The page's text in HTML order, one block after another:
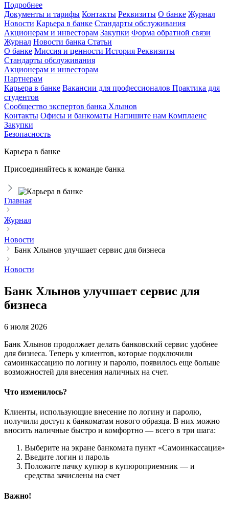
Подробнее
Документы и тарифы Контакты Реквизиты О банке Журнал
Новости Карьера в банке Стандарты обслуживания
Акционерам и инвесторам Закупки Форма обратной связи
Журнал Новости банка Статьи
О банке Миссия и ценности История Реквизиты
Стандарты обслуживания
Акционерам и инвесторам
Партнерам
Карьера в банке Вакансии для профессионалов Практика для
студентов
Сообщество экспертов банка Хлынов
Контакты Офисы и банкоматы Напишите нам Комплаенс
Закупки
Безопасность
Карьера в банке
Присоединяйтесь к команде банка
Главная
Журнал
Новости
Банк Хлынов улучшает сервис для бизнеса
Новости
Банк Хлынов улучшает сервис для
бизнеса
6 июля 2026
Банк Хлынов продолжает делать банковский сервис удобнее
для бизнеса. Теперь у клиентов, которые подключили
самоинкассацию по логину и паролю, появилось еще больше
возможностей для внесения наличных на счет.
Что изменилось?
Клиенты, использующие внесение по логину и паролю,
получили доступ к банкоматам нового образца. В них можно
вносить наличные быстро и комфортно — всего в три шага:
Выберите на экране банкомата пункт «Самоинкассация»
Введите логин и пароль
Положите пачку купюр в купюроприемник — и
средства зачислены на счет
Важно!